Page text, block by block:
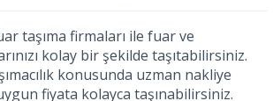
taşıma firmaları ile fuar ve
kolay bir şekilde taşıtabilirsiniz.
konusunda uzman nakliye
fiyata kolayca taşınabilirsiniz.